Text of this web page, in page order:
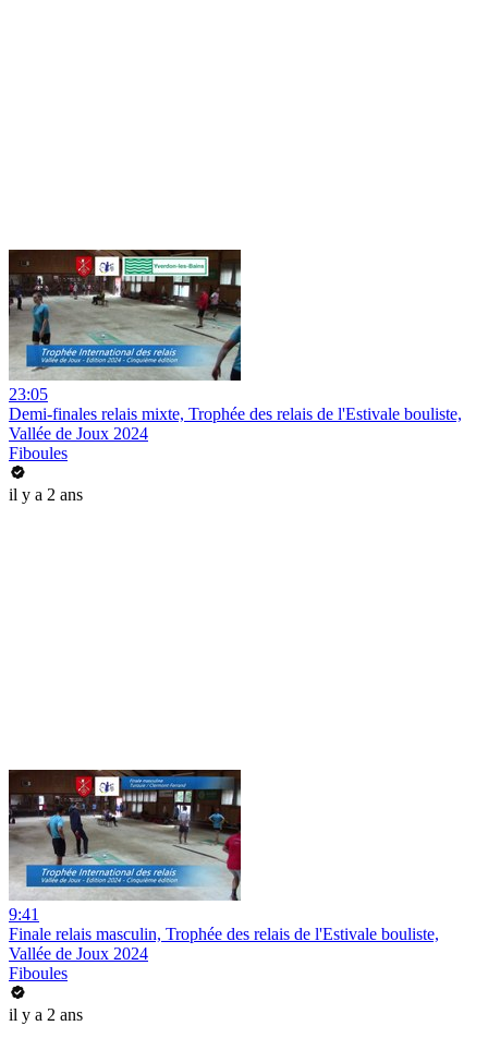
23:05
Demi-finales relais mixte, Trophée des relais de l'Estivale bouliste,
Vallée de Joux 2024
Fiboules
il y a 2 ans
9:41
Finale relais masculin, Trophée des relais de l'Estivale bouliste,
Vallée de Joux 2024
Fiboules
il y a 2 ans